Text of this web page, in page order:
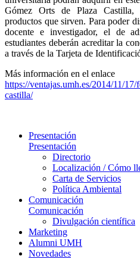
Gómez Orts de Plaza Castilla,
productos que sirven. Para poder
docente e investigador, el de
estudiantes deberán acreditar la
a través de la Tarjeta de
Más información en el enlace
https://ventajas.umh.es/2014/11/
castilla/
Presentación
Presentación
Directorio
Localización / Cómo
Carta de Servicios
Política Ambiental
Comunicación
Comunicación
Divulgación científica
Marketing
Alumni UMH
Novedades